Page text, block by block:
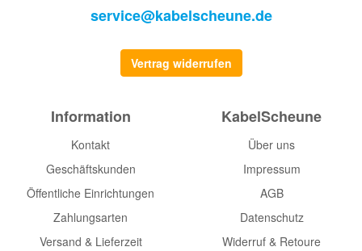
service@kabelscheune.de
Vertrag widerrufen
Information
Kontakt
Geschäftskunden
Öffentliche Einrichtungen
Zahlungsarten
Versand & Lieferzeit
KabelScheune
Über uns
Impressum
AGB
Datenschutz
Widerruf & Retoure